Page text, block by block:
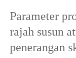
Parameter
rajah susun
penerangan